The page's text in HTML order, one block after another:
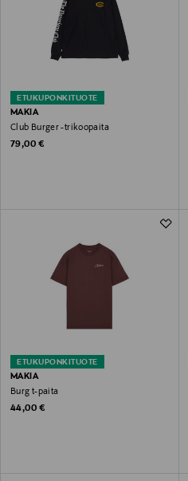
ETUKUPONKITUOTE
MAKIA
Club Burger -trikoopaita
Original Price
79,00 €
ETUKUPONKITUOTE
MAKIA
Burg t-paita
Original Price
44,00 €